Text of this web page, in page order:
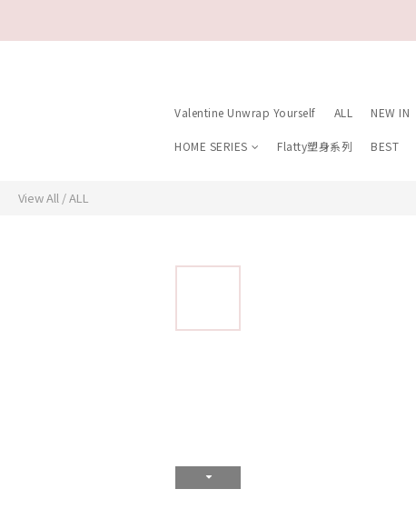
Valentine Unwrap Yourself ALL NEW IN
HOME SERIES Flatty塑身系列 BEST
View All /ALL